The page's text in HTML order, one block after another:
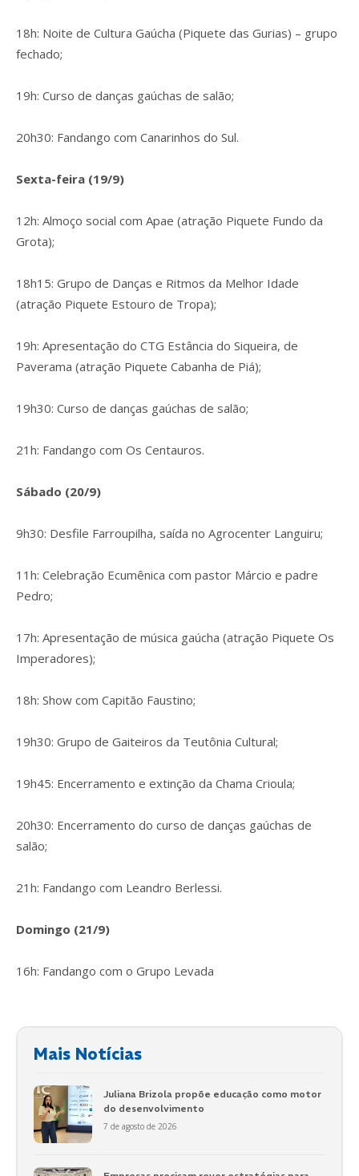
18h: Noite de Cultura Gaúcha (Piquete das Gurias) – grupo
fechado;
19h: Curso de danças gaúchas de salão;
20h30: Fandango com Canarinhos do Sul.
Sexta-feira (19/9)
12h: Almoço social com Apae (atração Piquete Fundo da
Grota);
18h15: Grupo de Danças e Ritmos da Melhor Idade
(atração Piquete Estouro de Tropa);
19h: Apresentação do CTG Estância do Siqueira, de
Paverama (atração Piquete Cabanha de Piá);
19h30: Curso de danças gaúchas de salão;
21h: Fandango com Os Centauros.
Sábado (20/9)
9h30: Desfile Farroupilha, saída no Agrocenter Languiru;
11h: Celebração Ecumênica com pastor Márcio e padre
Pedro;
17h: Apresentação de música gaúcha (atração Piquete Os
Imperadores);
18h: Show com Capitão Faustino;
19h30: Grupo de Gaiteiros da Teutônia Cultural;
19h45: Encerramento e extinção da Chama Crioula;
20h30: Encerramento do curso de danças gaúchas de
salão;
21h: Fandango com Leandro Berlessi.
Domingo (21/9)
16h: Fandango com o Grupo Levada
Mais Notícias
Juliana Brizola propõe educação como motor
do desenvolvimento
7 de agosto de 2026